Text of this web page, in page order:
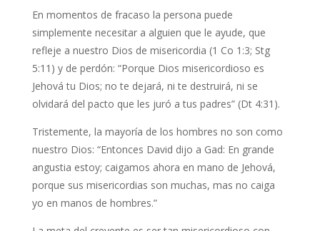
En momentos de fracaso la persona puede
simplemente necesitar a alguien que le ayude, que
refleje a nuestro Dios de misericordia (1 Co 1:3; Stg
5:11) y de perdón: “Porque Dios misericordioso es
Jehová tu Dios; no te dejará, ni te destruirá, ni se
olvidará del pacto que les juró a tus padres” (Dt 4:31).
Tristemente, la mayoría de los hombres no son como
nuestro Dios: “Entonces David dijo a Gad: En grande
angustia estoy; caigamos ahora en mano de Jehová,
porque sus misericordias son muchas, mas no caiga
yo en manos de hombres.”